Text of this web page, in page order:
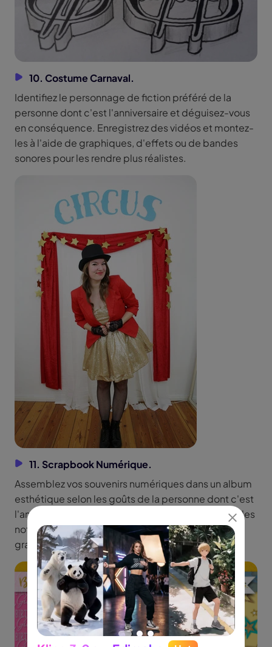
10. Costume Carnaval.
Identifiez le personnage de fiction préféré de la
personne dont c'est l'anniversaire et déguisez-vous
en conséquence. Enregistrez des vidéos et montez-
les à l'aide de graphiques, d'effets ou de bandes
sonores pour les rendre plus réalistes.
11. Scrapbook Numérique.
Assemblez vos souvenirs numériques dans un album
esthétique selon les goûts de la personne dont c'est
l'anniversaire. Choisissez le bon thème et utilisez des
notes personnalisées, des annotations et de jolis
graphiques sur une musique parfaite.